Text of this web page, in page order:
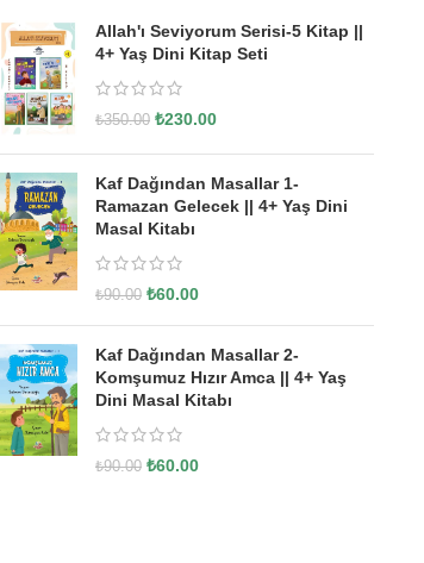
Allah'ı Seviyorum Serisi-5 Kitap ||
4+ Yaş Dini Kitap Seti
₺350.00 ₺230.00
Kaf Dağından Masallar 1-
Ramazan Gelecek || 4+ Yaş Dini
Masal Kitabı
₺90.00 ₺60.00
Kaf Dağından Masallar 2-
Komşumuz Hızır Amca || 4+ Yaş
Dini Masal Kitabı
₺90.00 ₺60.00